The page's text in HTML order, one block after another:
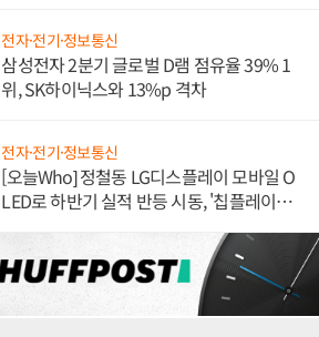
전자·전기·정보통신
삼성전자 2분기 글로벌 D램 점유율 39% 1
위, SK하이닉스와 13%p 격차
전자·전기·정보통신
[오늘Who] 정철동 LG디스플레이 모바일 O
LED로 하반기 실적 반등 시동, '칩플레이